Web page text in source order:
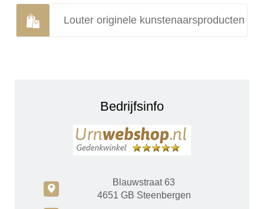
Louter originele kunstenaarsproducten
Bedrijfsinfo
c
Blauwstraat 63
4651 GB Steenbergen